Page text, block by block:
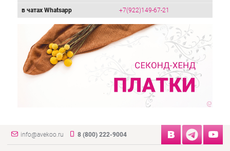
в чатах Whatsapp +7(922)149-67-21
info@avekoo.ru 8 (800) 222-9004